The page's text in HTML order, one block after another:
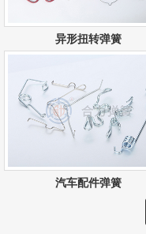
异形扭转弹簧
汽车配件弹簧